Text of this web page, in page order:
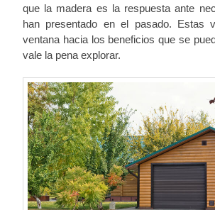
que la madera es la respuesta ante
han presentado en el pasado. Estas
ventana hacia los beneficios que se
vale la pena explorar.